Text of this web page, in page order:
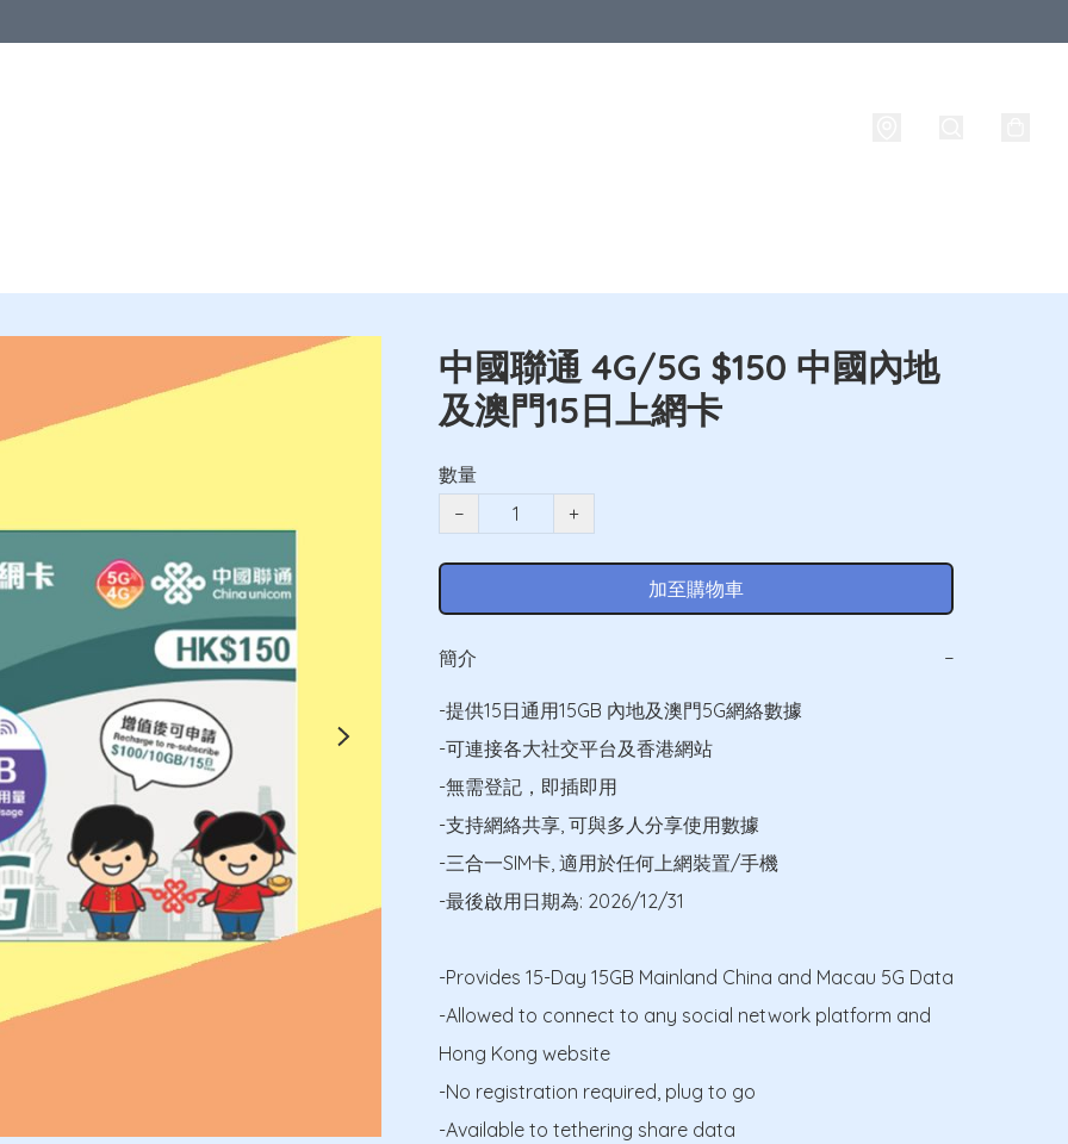
中國聯通 4G/5G $150 中國內地
及澳門15日上網卡
數量
−
+
加至購物車
簡介 −
-提供15日通用15GB 內地及澳門5G網絡數據
-可連接各大社交平台及香港網站
-無需登記，即插即用
-支持網絡共享, 可與多人分享使用數據
-三合一SIM卡, 適用於任何上網裝置/手機
-最後啟用日期為: 2026/12/31
-Provides 15-Day 15GB Mainland China and Macau 5G Data
-Allowed to connect to any social network platform and
Hong Kong website
-No registration required, plug to go
-Available to tethering share data